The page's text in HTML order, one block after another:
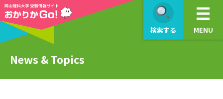
検索する MENU
News & Topics